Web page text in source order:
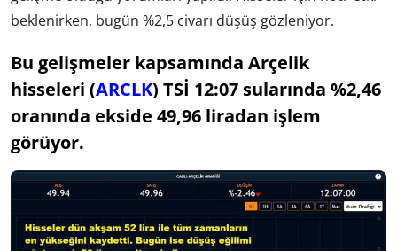
beklenirken, bugün %2,5 civarı düşüş gözleniyor.
Bu gelişmeler kapsamında Arçelik
hisseleri (ARCLK) TSİ 12:07 sularında %2,46
oranında ekside 49,96 liradan işlem
görüyor.